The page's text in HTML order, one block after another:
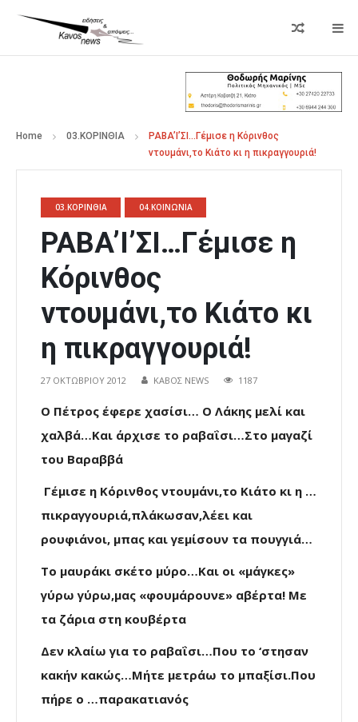
Home 03.ΚΟΡΙΝΘΙΑ
ΡΑΒA’I’ΣΙ…Γέμισε η Κόρινθος
ντουμάνι,το Κιάτο κι η πικραγγουριά!
03.ΚΟΡΙΝΘΙΑ 04.ΚΟΙΝΩΝΙΑ
ΡΑΒA’I’ΣΙ…Γέμισε η
Κόρινθος
ντουμάνι,το Κιάτο κι
η πικραγγουριά!
27 ΟΚΤΩΒΡΊΟΥ 2012 ΚΑΒΟΣ NEWS 1187
Ο Πέτρος έφερε χασίσι… Ο Λάκης μελί και
χαλβά…Και άρχισε το ραβαΐσι…Στο μαγαζί
του Βαραββά
Γέμισε η Κόρινθος ντουμάνι,το Κιάτο κι η …
πικραγγουριά,πλάκωσαν,λέει και
ρουφιάνοι, μπας και γεμίσουν τα πουγγιά…
Το μαυράκι σκέτο μύρο…Και οι «μάγκες»
γύρω γύρω,μας «φουμάρουνε» αβέρτα! Με
τα ζάρια στη κουβέρτα
Δεν κλαίω για το ραβαΐσι…Που το ‘στησαν
κακήν κακώς…Μήτε μετράω το μπαξίσι.Που
πήρε ο …παρακατιανός